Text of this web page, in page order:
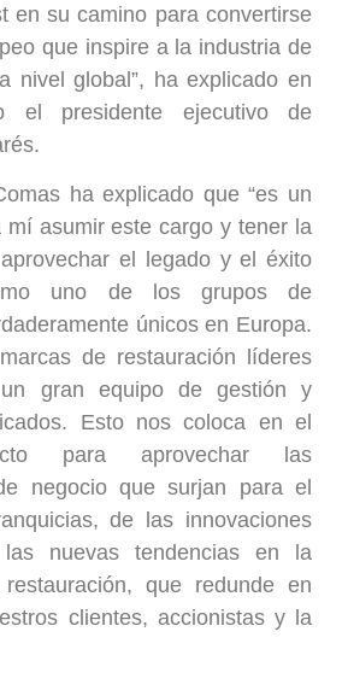
en su camino para convertirse
que inspire a la industria de
nivel global”, ha explicado en
el presidente ejecutivo de
ha explicado que “es un
mí asumir este cargo y tener la
el legado y el éxito
uno de los grupos de
únicos en Europa.
de restauración líderes
gran equipo de gestión y
Esto nos coloca en el
para aprovechar las
negocio que surjan para el
de las innovaciones
nuevas tendencias en la
que redunde en
clientes, accionistas y la